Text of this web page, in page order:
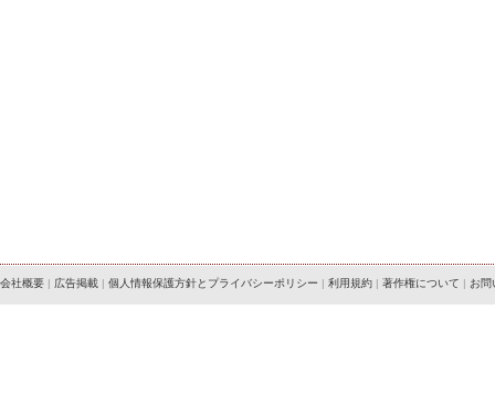
会社概要 | 広告掲載 | 個人情報保護方針とプライバシーポリシー | 利用規約 | 著作権について | お問